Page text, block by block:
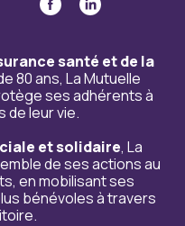
santé et de la
80 ans, La Mutuelle
ses adhérents à
de leur vie.
et solidaire, La
de ses actions au
en mobilisant ses
bénévoles à travers